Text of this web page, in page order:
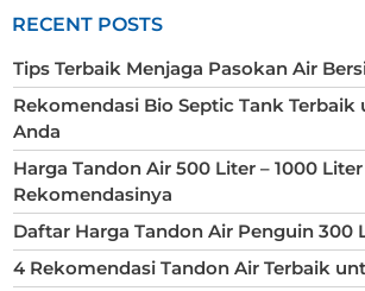
RECENT POSTS
Tips Terbaik Menjaga Pasokan Air
Rekomendasi Bio Septic Tank
Anda
Harga Tandon Air 500 Liter – 1000
Rekomendasinya
Daftar Harga Tandon Air Penguin 300
4 Rekomendasi Tandon Air Terbaik